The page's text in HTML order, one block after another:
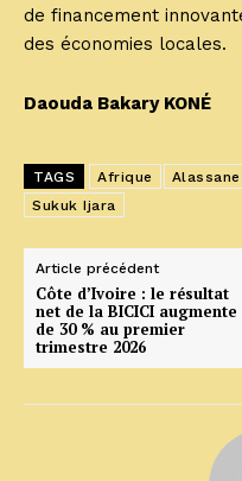
de financement
des économies locales.
Daouda Bakary KONÉ
TAGS Afrique
Sukuk Ijara
Article précédent
Côte d’Ivoire : le résultat
net de la BICICI augmente
de 30 % au premier
trimestre 2026